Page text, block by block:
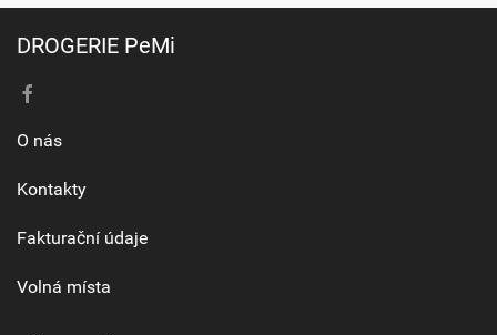
DROGERIE PeMi
O nás
Kontakty
Fakturační údaje
Volná místa